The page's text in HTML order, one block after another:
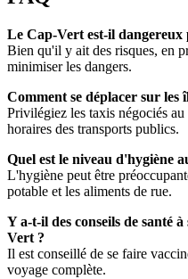
Le Cap-Vert est-il dangereux
Bien qu'il y ait des risques, en
minimiser les dangers.
Comment se déplacer sur les
Privilégiez les taxis négociés
horaires des transports publics.
Quel est le niveau d'hygiène
L'hygiène peut être
potable et les aliments de rue.
Y a-t-il des conseils de santé
Vert ?
Il est conseillé de se faire
voyage complète.